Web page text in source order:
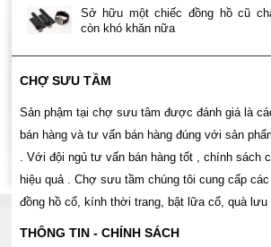
Sở hữu một chiếc đồng hồ cũ
còn khó khăn nữa
CHỢ SƯU TẦM
Sản phậm tại chợ sưu tâm được đánh giá là
bán hàng và tư vấn bán hàng đúng với sản
. Với đội ngủ tư vấn bán hàng tốt , chính sách
hiệu quả . Chợ sưu tầm chúng tôi cung cấp các
đồng hồ cổ, kính thời trang, bật lữa cổ, quà lưu
THÔNG TIN - CHÍNH SÁCH